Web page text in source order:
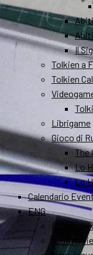
Il
Tolkien a
Tolkien
Librigame
Gioco di
The
Lo
Lo
Calendario
ENG
I
An